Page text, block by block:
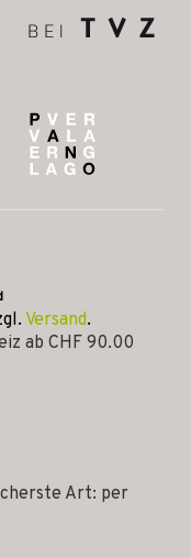
Versand.
ab CHF 90.00
Art: per